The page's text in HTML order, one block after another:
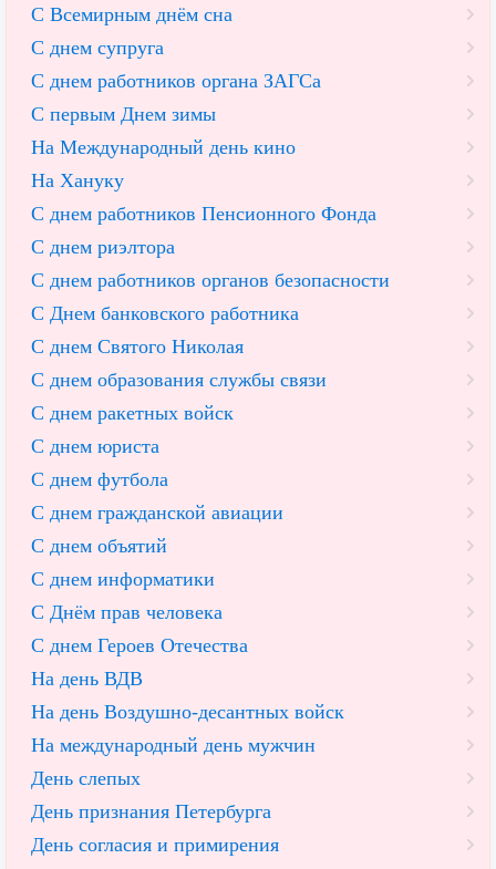
С Всемирным днём сна
С днем супруга
С днем работников органа ЗАГСа
С первым Днем зимы
На Международный день кино
На Хануку
С днем работников Пенсионного Фонда
С днем риэлтора
С днем работников органов безопасности
С Днем банковского работника
С днем Святого Николая
С днем образования службы связи
С днем ракетных войск
С днем юриста
С днем футбола
С днем гражданской авиации
С днем объятий
С днем информатики
С Днём прав человека
С днем Героев Отечества
На день ВДВ
На день Воздушно-десантных войск
На международный день мужчин
День слепых
День признания Петербурга
День согласия и примирения